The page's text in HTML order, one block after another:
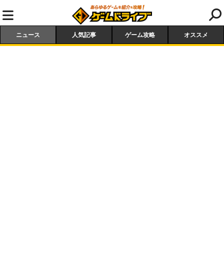
ニュース 人気記事 ゲーム攻略 オススメ